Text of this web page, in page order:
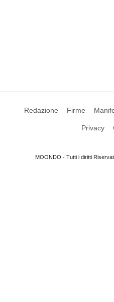
Redazione Firme
Privacy
MOONDO - Tutti i diritti